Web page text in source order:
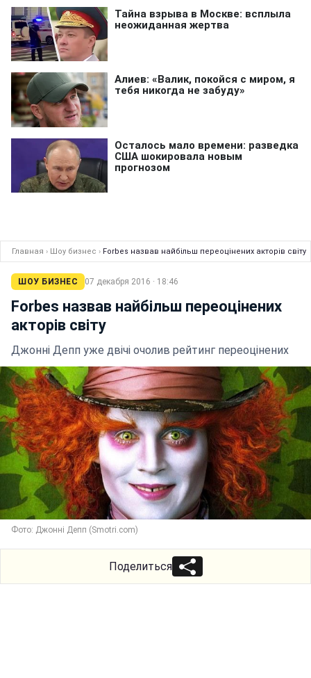
Главная › Шоу бизнес › Forbes назвав найбільш переоцінених акторів світу
ШОУ БИЗНЕС 07 декабря 2016 · 18:46
Forbes назвав найбільш переоцінених
акторів світу
Джонні Депп уже двічі очолив рейтинг переоцінених
Фото: Джонні Депп (Smotri.com)
Поделиться